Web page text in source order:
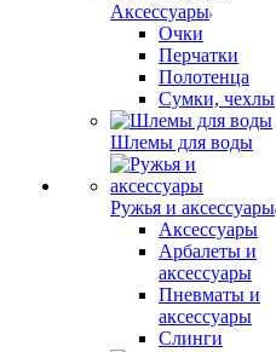
Аксессуары
Очки
Перчатки
Полотенца
Сумки, чехлы
Шлемы для воды
Ружья и аксессуары
Аксессуары
Арбалеты и
аксессуары
Пневматы и
аксессуары
Слинги